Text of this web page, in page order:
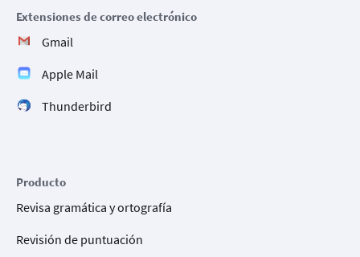
Extensiones de correo electrónico
Gmail
Apple Mail
Thunderbird
Producto
Revisa gramática y ortografía
Revisión de puntuación